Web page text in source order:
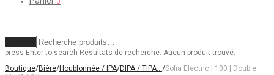
press Enterto search Résultats de recherche: Aucun produit trouvé.
Boutique/Bière/Houblonnée / IPA/DIPA / TIPA…/Sofia Electric | 100 | Double